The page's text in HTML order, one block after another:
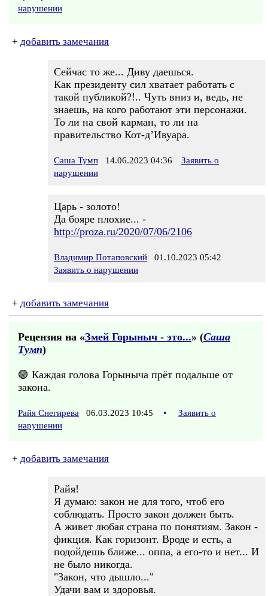
нарушении
+ добавить замечания
Сейчас то же... Диву даешься.
Как президенту сил хватает работать с
такой публикой?!.. Чуть вниз и, ведь, не
знаешь, на кого работают эти персонажи.
То ли на свой карман, то ли на
правительство Кот-д’Ивуара.
Саша Тумп 14.06.2023 04:36
Заявить о
нарушении
Царь - золото!
Да бояре плохие... -
http://proza.ru/2020/07/06/2106
Владимир Потаповский 01.10.2023 05:42
Заявить о нарушении
+ добавить замечания
Рецензия на «Змей Горыныч - это...» (Саша
Тумп)
🟢 Каждая голова Горыныча прёт подальше от
закона.
Райя Снегирева 06.03.2023 10:45 •
Заявить о
нарушении
+ добавить замечания
Райя!
Я думаю: закон не для того, чтоб его
соблюдать. Просто закон должен быть.
А живет любая страна по понятиям. Закон -
фикция. Как горизонт. Вроде и есть, а
подойдешь ближе... оппа, а его-то и нет... И
не было никогда.
"Закон, что дышло..."
Удачи вам и здоровья.